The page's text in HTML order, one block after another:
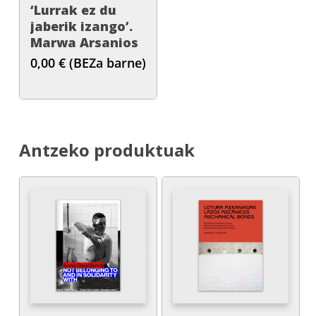
Antzeko produktuak
‘Lurrak ez du
jaberik izango’.
Marwa Arsanios
0,00 € (BEZa barne)